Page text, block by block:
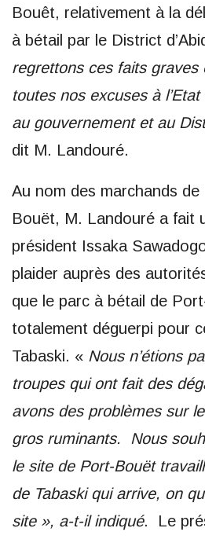
Bouêt, relativement à la
à bétail par le District
regrettons ces faits graves
toutes nos excuses à l’Etat
au gouvernement et au
dit M. Landouré.
Au nom des marchands
Bouët, M. Landouré a fait
président Issaka
plaider auprès des
que le parc à bétail de
totalement déguerpi pour
Tabaski. « Nous n’étions
troupes qui ont fait des
avons des problèmes sur
gros ruminants. Nous
le site de Port-Bouët
de Tabaski qui arrive, on
site », a-t-il indiqué. Le